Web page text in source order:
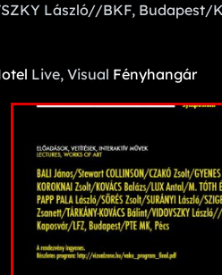
László//BKF, Budapest/
Live, Visual Fényhangár